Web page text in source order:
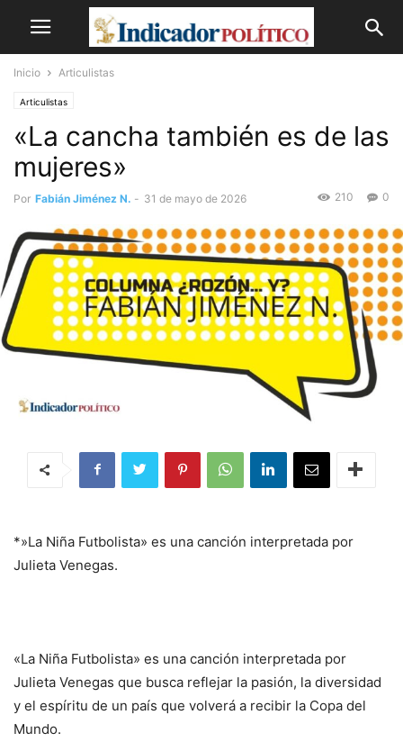
Inicio Articulistas
Articulistas
«La cancha también es de las
mujeres»
Por Fabián Jiménez N. - 31 de mayo de 2026 0
210
*»La Niña Futbolista» es una canción interpretada por
Julieta Venegas.
«La Niña Futbolista» es una canción interpretada por
Julieta Venegas que busca reflejar la pasión, la diversidad
y el espíritu de un país que volverá a recibir la Copa del
Mundo.